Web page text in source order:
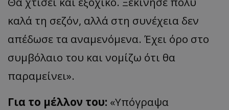
καλά τη σεζόν, αλλά στη συνέχεια δεν
απέδωσε τα αναμενόμενα. Έχει όρο στο
συμβόλαιο του και νομίζω ότι θα
παραμείνει».
Για το μέλλον του: «Υπόγραψα